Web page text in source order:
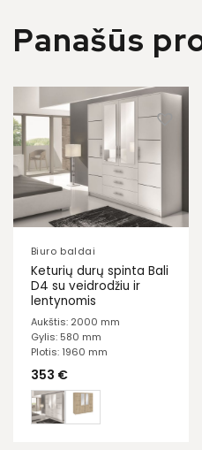
Panašūs
Biuro baldai
Keturių durų spinta Bali
D4 su veidrodžiu ir
lentynomis
Aukštis: 2000 mm
Gylis: 580 mm
Plotis: 1960 mm
353 €